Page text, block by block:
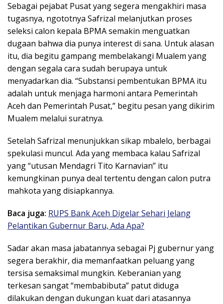
Sebagai pejabat Pusat yang segera mengakhiri masa
tugasnya, ngototnya Safrizal melanjutkan proses
seleksi calon kepala BPMA semakin menguatkan
dugaan bahwa dia punya interest di sana. Untuk alasan
itu, dia begitu gampang membelakangi Mualem yang
dengan segala cara sudah berupaya untuk
menyadarkan dia. “Substansi pembentukan BPMA itu
adalah untuk menjaga harmoni antara Pemerintah
Aceh dan Pemerintah Pusat,” begitu pesan yang dikirim
Mualem melalui suratnya.
Setelah Safrizal menunjukkan sikap mbalelo, berbagai
spekulasi muncul. Ada yang membaca kalau Safrizal
yang “utusan Mendagri Tito Karnavian” itu
kemungkinan punya deal tertentu dengan calon putra
mahkota yang disiapkannya.
Baca juga: RUPS Bank Aceh Digelar Sehari Jelang
Pelantikan Gubernur Baru, Ada Apa?
Sadar akan masa jabatannya sebagai Pj gubernur yang
segera berakhir, dia memanfaatkan peluang yang
tersisa semaksimal mungkin. Keberanian yang
terkesan sangat “membabibuta” patut diduga
dilakukan dengan dukungan kuat dari atasannya